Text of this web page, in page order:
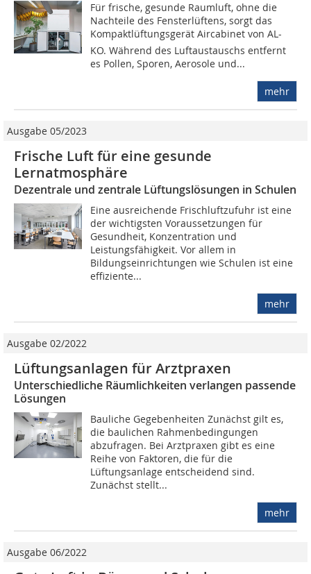
Für frische, gesunde Raumluft, ohne die
Nachteile des Fensterlüftens, sorgt das
Kompaktlüftungsgerät Aircabinet von AL-
KO. Während des Luftaustauschs entfernt
es Pollen, Sporen, Aerosole und...
mehr
Ausgabe 05/2023
Frische Luft für eine gesunde
Lernatmosphäre
Dezentrale und zentrale Lüftungslösungen in Schulen
Eine ausreichende Frischluftzufuhr ist eine
der wichtigsten Voraussetzungen für
Gesundheit, Konzentration und
Leistungsfähigkeit. Vor allem in
Bildungseinrichtungen wie Schulen ist eine
effiziente...
mehr
Ausgabe 02/2022
Lüftungsanlagen für Arztpraxen
Unterschiedliche Räumlichkeiten verlangen passende
Lösungen
Bauliche Gegebenheiten Zunächst gilt es,
die baulichen Rahmenbedingungen
abzufragen. Bei Arztpraxen gibt es eine
Reihe von Faktoren, die für die
Lüftungsanlage entscheidend sind.
Zunächst stellt...
mehr
Ausgabe 06/2022